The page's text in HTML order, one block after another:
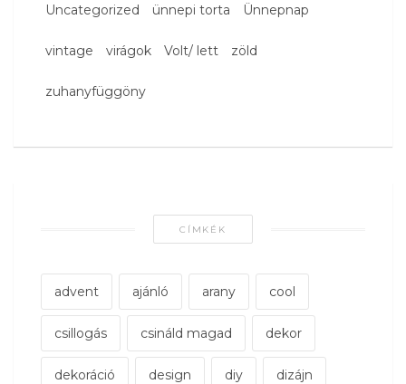
Uncategorized ünnepi torta Ünnepnap
vintage virágok Volt/ lett zöld
zuhanyfüggöny
CÍMKÉK
advent ajánló arany cool
csillogás csináld magad dekor
dekoráció design diy dizájn